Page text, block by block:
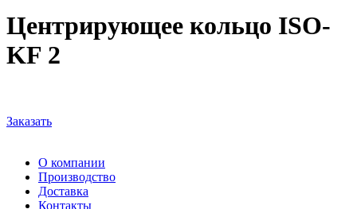
Центрирующее кольцо ISO-
KF 2
Заказать
О компании
Производство
Доставка
Контакты